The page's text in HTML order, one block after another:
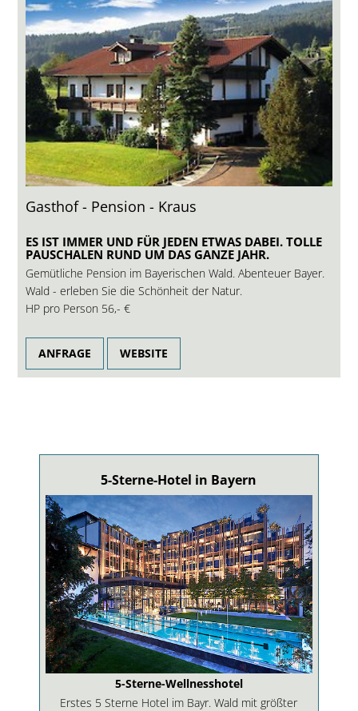
Gasthof - Pension - Kraus
ES IST IMMER UND FÜR JEDEN ETWAS DABEI. TOLLE
PAUSCHALEN RUND UM DAS GANZE JAHR.
Gemütliche Pension im Bayerischen Wald. Abenteuer Bayer.
Wald - erleben Sie die Schönheit der Natur.
HP pro Person 56,- €
ANFRAGE WEBSITE
5-Sterne-Hotel in Bayern
5-Sterne-Wellnesshotel
Erstes 5 Sterne Hotel im Bayr. Wald mit größter